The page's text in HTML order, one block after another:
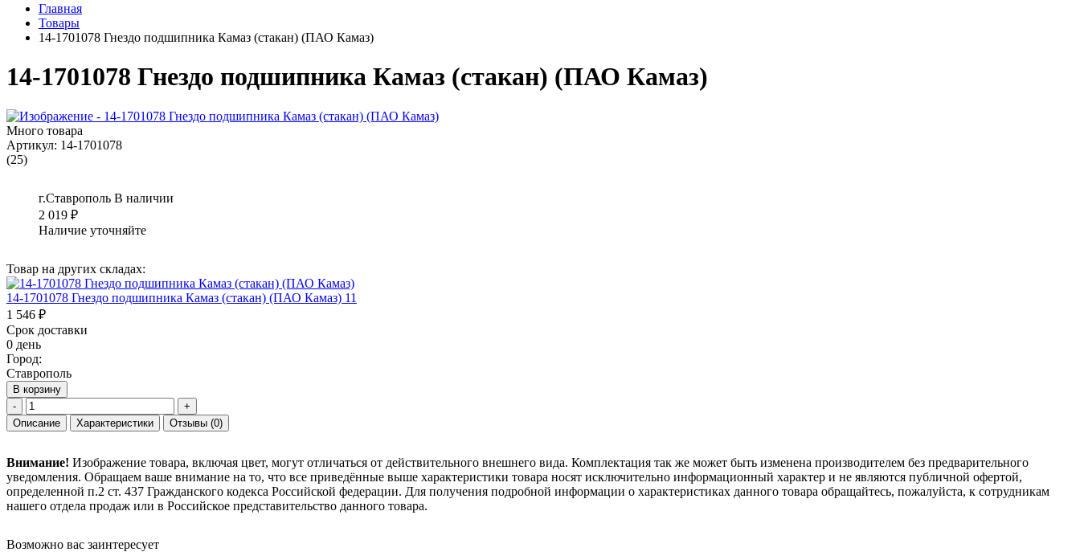
Главная
Товары
14-1701078 Гнездо подшипника Камаз (стакан) (ПАО Камаз)
14-1701078 Гнездо подшипника Камаз (стакан) (ПАО Камаз)
Много товара
Артикул: 14-1701078
(25)
г.Ставрополь В наличии
2 019 ₽
Наличие уточняйте
Товар на других складах:
14-1701078 Гнездо подшипника Камаз (стакан) (ПАО Камаз) 11
1 546 ₽
Срок доставки
0 день
Город:
Ставрополь
В корзину
-
+
Описание
Характеристики Отзывы (0)
Внимание! Изображение товара, включая цвет, могут отличаться от действительного внешнего вида. Комплектация так же может быть изменена производителем без предварительного
уведомления. Обращаем ваше внимание на то, что все приведённые выше характеристики товара носят исключительно информационный характер и не являются публичной офертой,
определенной п.2 ст. 437 Гражданского кодекса Российской федерации. Для получения подробной информации о характеристиках данного товара обращайтесь, пожалуйста, к сотрудникам
нашего отдела продаж или в Российское представительство данного товара.
Возможно вас заинтересует